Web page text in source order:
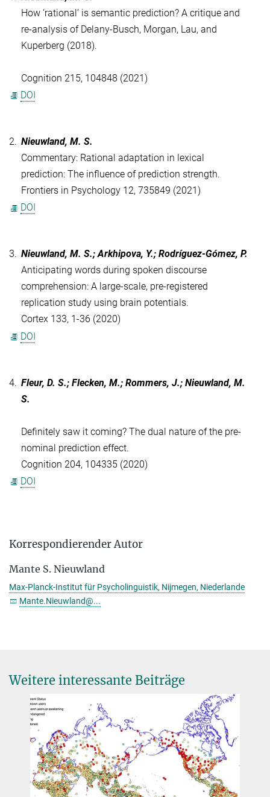
How ‘rational’ is semantic prediction? A critique and
re-analysis of Delany-Busch, Morgan, Lau, and
Kuperberg (2018).
Cognition 215, 104848 (2021)
DOI
2. Nieuwland, M. S.
Commentary: Rational adaptation in lexical
prediction: The influence of prediction strength.
Frontiers in Psychology 12, 735849 (2021)
DOI
3. Nieuwland, M. S.; Arkhipova, Y.; Rodríguez-Gómez, P.
Anticipating words during spoken discourse
comprehension: A large-scale, pre-registered
replication study using brain potentials.
Cortex 133, 1-36 (2020)
DOI
4. Fleur, D. S.; Flecken, M.; Rommers, J.; Nieuwland, M.
S.
Definitely saw it coming? The dual nature of the pre-
nominal prediction effect.
Cognition 204, 104335 (2020)
DOI
Korrespondierender Autor
Mante S. Nieuwland
Max-Planck-Institut für Psycholinguistik, Nijmegen, Niederlande
Mante.Nieuwland@...
Weitere interessante Beiträge